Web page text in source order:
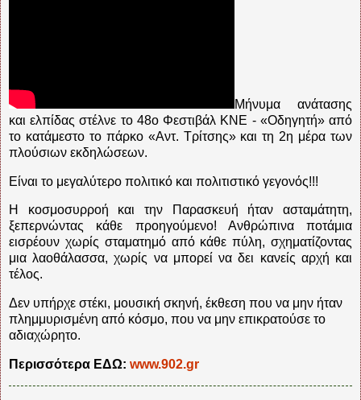
Μήνυμα ανάτασης
και ελπίδας στέλνε το 48ο Φεστιβάλ ΚΝΕ - «Οδηγητή» από
το κατάμεστο το πάρκο «Αντ. Τρίτσης» και τη 2η μέρα των
πλούσιων εκδηλώσεων.
Είναι το μεγαλύτερο πολιτικό και πολιτιστικό γεγονός!!!
Η κοσμοσυρροή και την Παρασκευή ήταν ασταμάτητη,
ξεπερνώντας κάθε προηγούμενο! Ανθρώπινα ποτάμια
εισρέουν χωρίς σταματημό από κάθε πύλη, σχηματίζοντας
μια λαοθάλασσα, χωρίς να μπορεί να δει κανείς αρχή και
τέλος.
Δεν υπήρχε στέκι, μουσική σκηνή, έκθεση που να μην ήταν
πλημμυρισμένη από κόσμο, που να μην επικρατούσε το
αδιαχώρητο.
Περισσότερα ΕΔΩ: www.902.gr